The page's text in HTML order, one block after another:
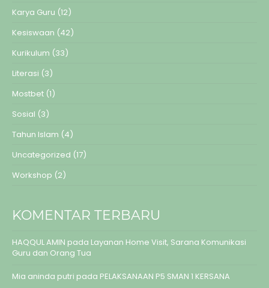
Karya Guru (12)
Kesiswaan (42)
Kurikulum (33)
Literasi (3)
Mostbet (1)
Sosial (3)
Tahun Islam (4)
Uncategorized (17)
Workshop (2)
KOMENTAR TERBARU
HAQQUL AMIN pada Layanan Home Visit, Sarana Komunikasi
Guru dan Orang Tua
Mia aninda putri pada PELAKSANAAN P5 SMAN 1 KERSANA